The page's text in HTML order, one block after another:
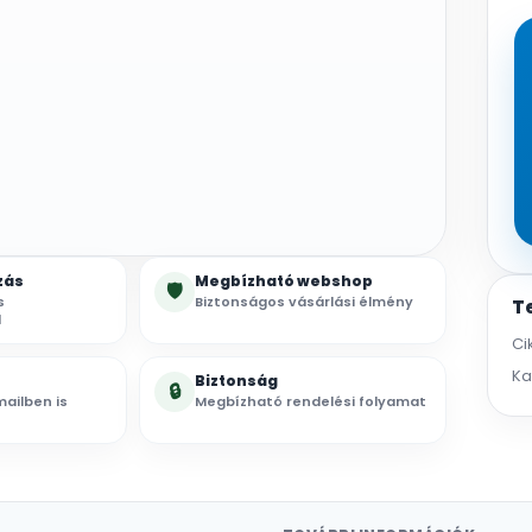
🛡 Megbízható webshop
Biztonságos vásárlási élmény
is
🔒 Biztonság
Megbízható rendelési folyamat